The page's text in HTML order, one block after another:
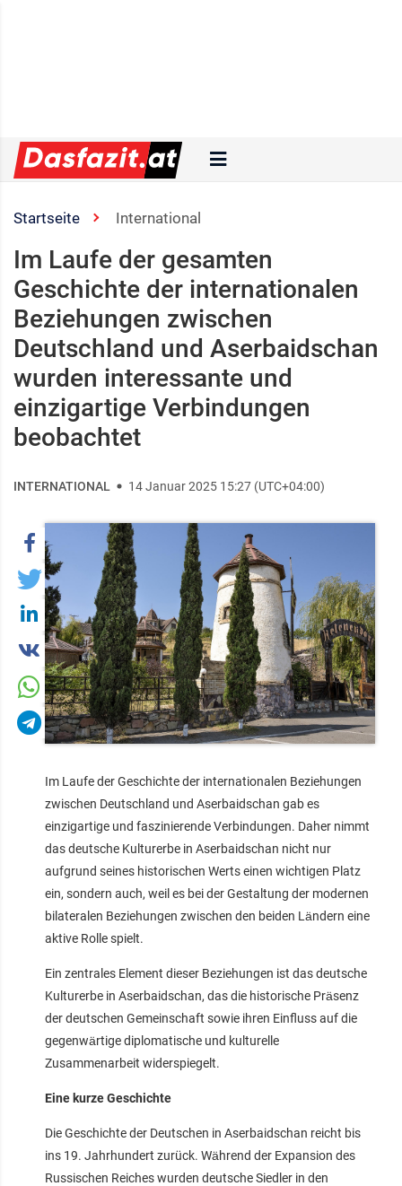
Startseite International
Im Laufe der gesamten
Geschichte der internationalen
Beziehungen zwischen
Deutschland und Aserbaidschan
wurden interessante und
einzigartige Verbindungen
beobachtet
INTERNATIONAL 14 Januar 2025 15:27 (UTC+04:00)
Im Laufe der Geschichte der internationalen Beziehungen
zwischen Deutschland und Aserbaidschan gab es
einzigartige und faszinierende Verbindungen. Daher nimmt
das deutsche Kulturerbe in Aserbaidschan nicht nur
aufgrund seines historischen Werts einen wichtigen Platz
ein, sondern auch, weil es bei der Gestaltung der modernen
bilateralen Beziehungen zwischen den beiden Ländern eine
aktive Rolle spielt.
Ein zentrales Element dieser Beziehungen ist das deutsche
Kulturerbe in Aserbaidschan, das die historische Präsenz
der deutschen Gemeinschaft sowie ihren Einfluss auf die
gegenwärtige diplomatische und kulturelle
Zusammenarbeit widerspiegelt.
Eine kurze Geschichte
Die Geschichte der Deutschen in Aserbaidschan reicht bis
ins 19. Jahrhundert zurück. Während der Expansion des
Russischen Reiches wurden deutsche Siedler in den